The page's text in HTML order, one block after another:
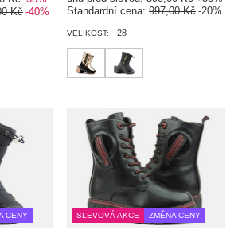
Kč -40%
Standardní cena: 997,00 Kč -20%
VELIKOST: 28
CENY SLEVOVÁ AKCE ZMĚNA CENY